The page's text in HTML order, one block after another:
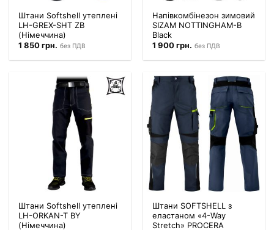
Штани Softshell утеплені
LH-GREX-SHT ZB
(Німеччина)
1 850грн. без ПДВ
Напівкомбінезон зимовий
SIZAM NOTTINGHAM-B
Black
1 900грн. без ПДВ
Штани Softshell утеплені
LH-ORKAN-T BY
(Німеччина)
Штани SOFTSHELL з
еластаном «4-Way
Stretch» PROCERA